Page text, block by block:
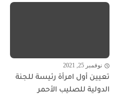
نوفمبر 25, 2021
تعيين أول امرأة رئيسة للجنة
الدولية للصليب الأحمر